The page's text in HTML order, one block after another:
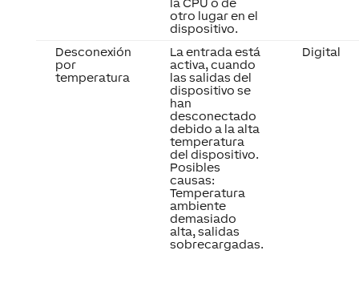
dispositivo.
temperatura
La entrada está
activa, cuando
las salidas del
dispositivo se
han
desconectado
debido a la alta
temperatura
del dispositivo.
Posibles
causas:
Temperatura
ambiente
demasiado
alta, salidas
sobrecargadas.